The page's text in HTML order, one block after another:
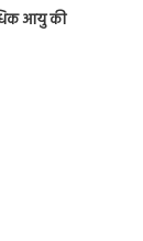
आयु की